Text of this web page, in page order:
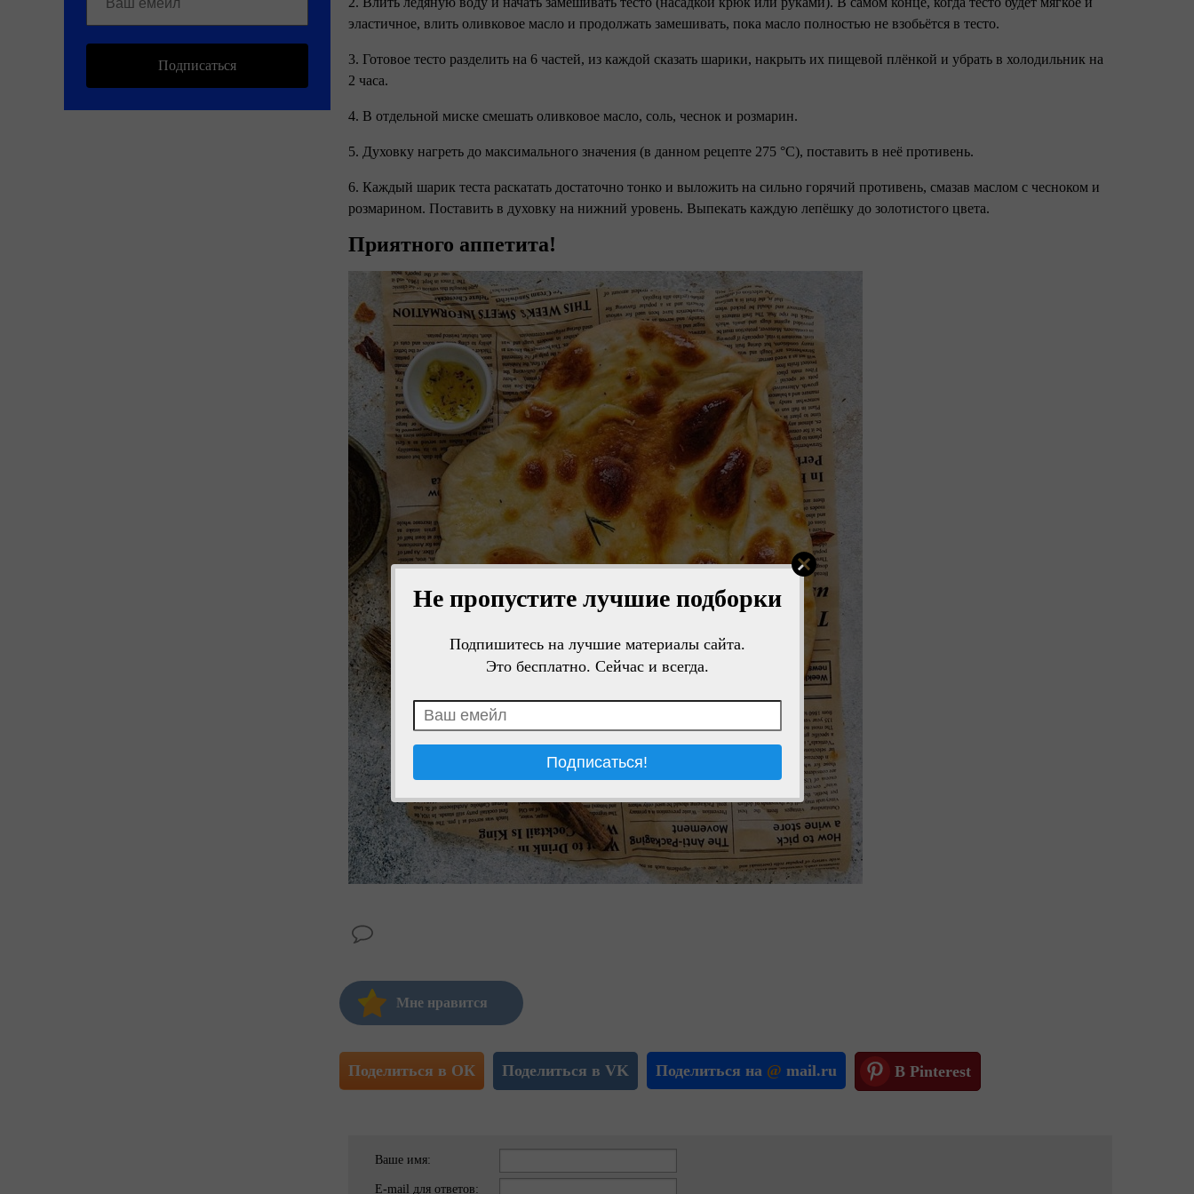
Не пропустите лучшие подборки
Подпишитесь на лучшие материалы сайта.
Это бесплатно. Сейчас и всегда.
Подписаться
эластичное, влить оливковое масло и продолжать замешивать, пока масло полностью не взобьётся в тесто.
3. Готовое тесто разделить на 6 частей, из каждой сказать шарики, накрыть их пищевой плёнкой и убрать в холодильник на
2 часа.
4. В отдельной миске смешать оливковое масло, соль, чеснок и розмарин.
5. Духовку нагреть до максимального значения (в данном рецепте 275 °C), поставить в неё противень.
6. Каждый шарик теста раскатать достаточно тонко и выложить на сильно горячий противень, смазав маслом с чесноком и
розмарином. Поставить в духовку на нижний уровень. Выпекать каждую лепёшку до золотистого цвета.
Приятного аппетита!
Мне нравится
Поделиться в ОК Поделиться в VK Поделиться на @ mail.ru В Pinterest
Ваше имя:
E-mail для ответов: